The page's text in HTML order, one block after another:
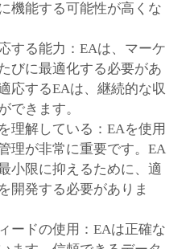
機能する可能性が高くな
する能力：EAは、マーケ
びに最適化する必要があ
応するEAは、継続的な収
できます。
理解している：EAを使用
理が非常に重要です。EA
小限に抑えるために、適
開発する必要がありま
ードの使用：EAは正確な